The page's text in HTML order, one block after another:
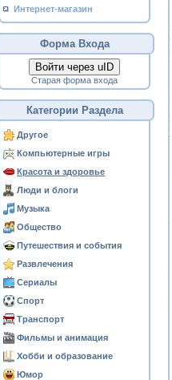
Интернет-магазин
Форма Входа
Войти через uID
Старая форма входа
Категории Раздела
Другое
Компьютерные игры
Красота и здоровье
Люди и блоги
Музыка
Общество
Путешествия и события
Развлечения
Сериалы
Спорт
Транспорт
Фильмы и анимация
Хобби и образование
Юмор